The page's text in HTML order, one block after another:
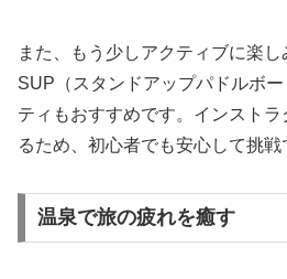
また、もう少しアクティブに楽
SUP（スタンドアップパドルボ
ティもおすすめです。インスト
るため、初心者でも安心して挑戦
温泉で旅の疲れを癒す